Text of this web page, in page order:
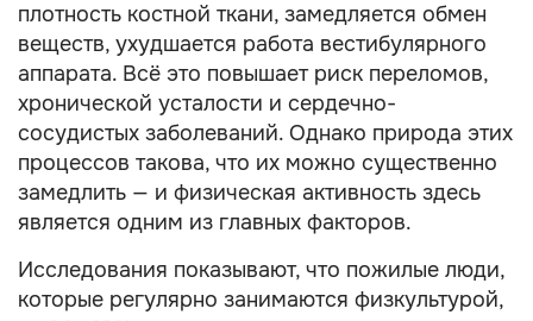
плотность костной ткани, замедляется обмен
веществ, ухудшается работа вестибулярного
аппарата. Всё это повышает риск переломов,
хронической усталости и сердечно-
сосудистых заболеваний. Однако природа этих
процессов такова, что их можно существенно
замедлить — и физическая активность здесь
является одним из главных факторов.
Исследования показывают, что пожилые люди,
которые регулярно занимаются физкультурой,